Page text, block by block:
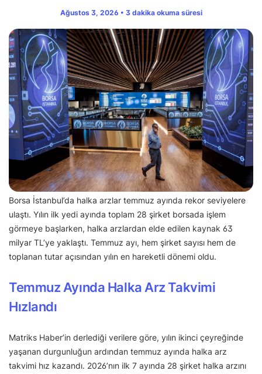
Ağustos 3, 2026 • 3 dakika okuma süresi
Borsa İstanbul’da halka arzlar temmuz ayında rekor seviyelere
ulaştı. Yılın ilk yedi ayında toplam 28 şirket borsada işlem
görmeye başlarken, halka arzlardan elde edilen kaynak 63
milyar TL’ye yaklaştı. Temmuz ayı, hem şirket sayısı hem de
toplanan tutar açısından yılın en hareketli dönemi oldu.
Temmuz Ayında Halka Arz Takvimi
Hızlandı
Matriks Haber’in derlediği verilere göre, yılın ikinci çeyreğinde
yaşanan durgunluğun ardından temmuz ayında halka arz
takvimi hız kazandı. 2026’nın ilk 7 ayında 28 şirket halka arzını